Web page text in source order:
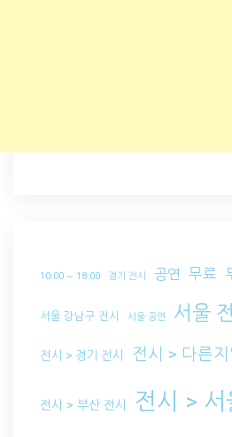
10:00 ~ 18:00 경기 전시 공연 무료
서울 강남구 전시 서울 공연 서울
전시 > 경기 전시 전시 > 다른지
전시 > 부산 전시 전시 > 서